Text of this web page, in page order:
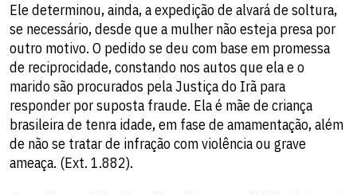
Ele determinou, ainda, a expedição de alvará de soltura,
se necessário, desde que a mulher não esteja presa por
outro motivo. O pedido se deu com base em promessa
de reciprocidade, constando nos autos que ela e o
marido são procurados pela Justiça do Irã para
responder por suposta fraude. Ela é mãe de criança
brasileira de tenra idade, em fase de amamentação, além
de não se tratar de infração com violência ou grave
ameaça. (Ext. 1.882).